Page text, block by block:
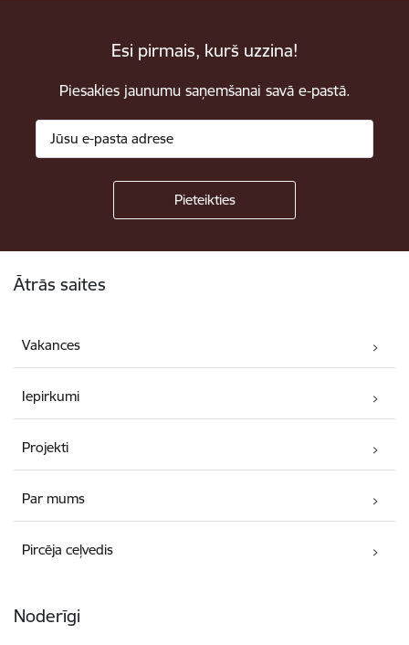
Esi pirmais, kurš uzzina!
Piesakies jaunumu saņemšanai savā e-pastā.
Ātrās saites
Vakances
Iepirkumi
Projekti
Par mums
Pircēja ceļvedis
Noderīgi